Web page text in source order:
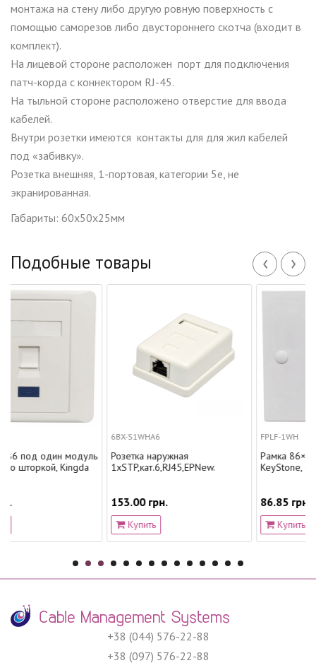
монтажа на стену либо другую ровную поверхность с
помощью саморезов либо двустороннего скотча (входит в
комплект).
На лицевой стороне расположен порт для подключения
патч-корда с коннектором RJ-45.
На тыльной стороне расположено отверстие для ввода
кабелей.
Внутри розетки имеются контакты для для жил кабелей
под «забивку».
Розетка внешняя, 1-портовая, категории 5е, не
экранированная.
Габариты: 60х50х25мм
Подобные товары ‹ ›
модуль
Kingda
Розетка наружная
1хSTP,кат.6,RJ45,EPNew.
153.00 грн.
Рамка 86×86 под один
KeyStone, с шторкой,
+38 (044) 576-22-88
+38 (097) 576-22-88